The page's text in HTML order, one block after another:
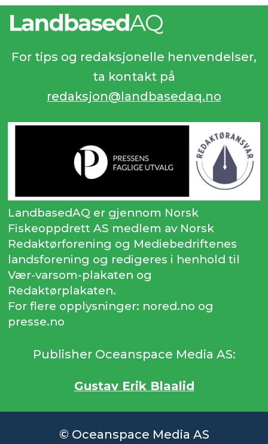
For tips og redaksjonelle henvendelser,
ta kontakt på
redaksjon@landbasedaq.no
LandbasedAQ er gjennom Norsk
Fiskeoppdrett AS medlem av Norsk
Redaktørforening og Mediebedriftenes
landsforening og redigeres i henhold til
Vær-varsom-plakaten og
Redaktørplakaten.
For flere opplysninger: nored.no og
presse.no
Publisher Oceanspace Media AS:
Gustav Erik Blaalid
© Oceanspace Media AS